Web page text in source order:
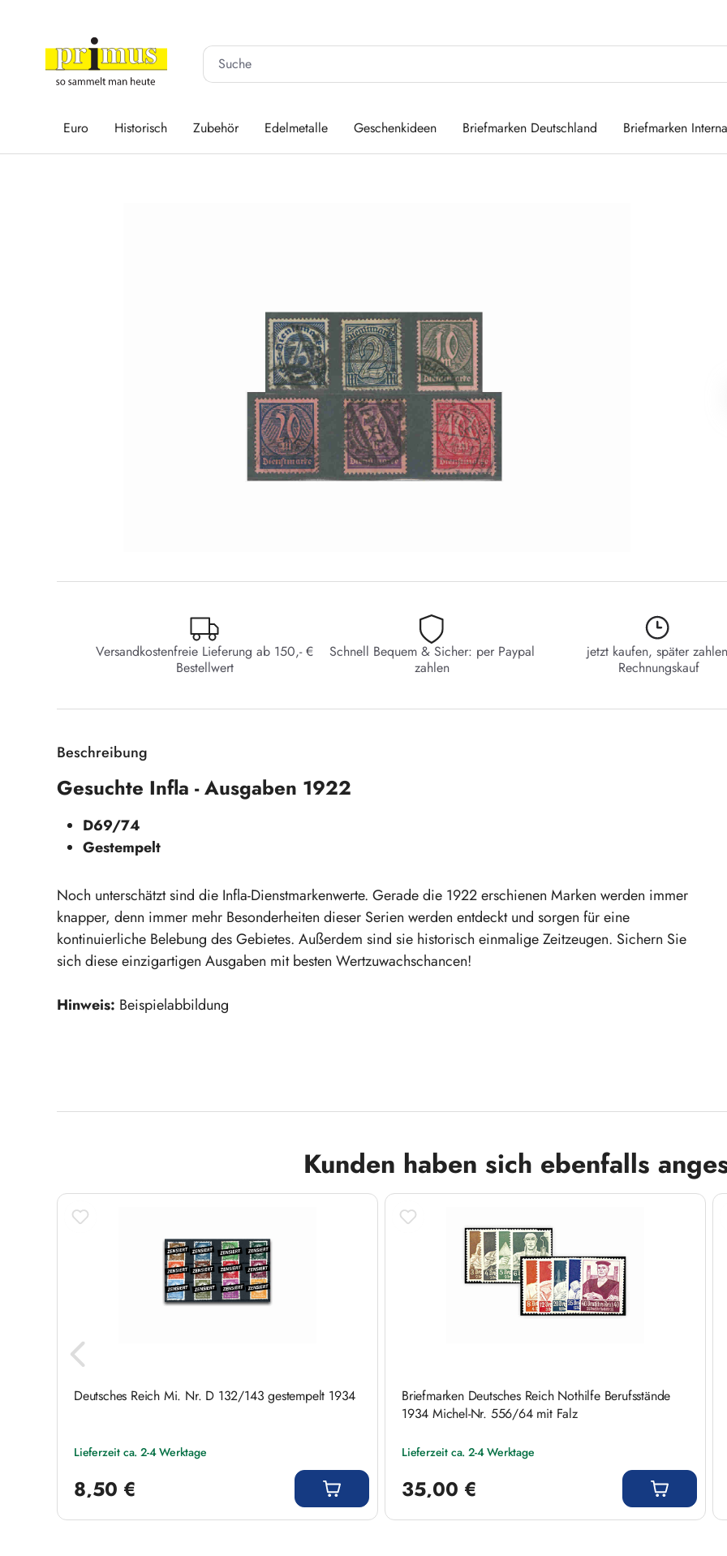
Euro Historisch Zubehör Edelmetalle Geschenkideen Briefmarken Deutschland Briefmarken
Versandkostenfreie Lieferung ab 150,- €
Bestellwert
Schnell Bequem & Sicher: per Paypal
zahlen
jetzt kaufen, später
Rechnungskauf
Beschreibung
Gesuchte Infla - Ausgaben 1922
D69/74
Gestempelt
Noch unterschätzt sind die Infla-Dienstmarkenwerte. Gerade die 1922 erschienen Marken werden immer
knapper, denn immer mehr Besonderheiten dieser Serien werden entdeckt und sorgen für eine
kontinuierliche Belebung des Gebietes. Außerdem sind sie historisch einmalige Zeitzeugen. Sichern Sie
sich diese einzigartigen Ausgaben mit besten Wertzuwachschancen!
Hinweis: Beispielabbildung
Kunden haben sich ebenfalls
Deutsches Reich Mi. Nr. D 132/143 gestempelt 1934
Lieferzeit ca. 2-4 Werktage
8,50 €
Briefmarken Deutsches Reich Nothilfe Berufsstände
1934 Michel-Nr. 556/64 mit Falz
Lieferzeit ca. 2-4 Werktage
35,00 €